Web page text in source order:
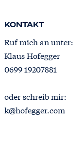
KONTAKT
Ruf mich an unter:
Klaus Hofegger
0699 19207881
oder schreib mir:
k@hofegger.com